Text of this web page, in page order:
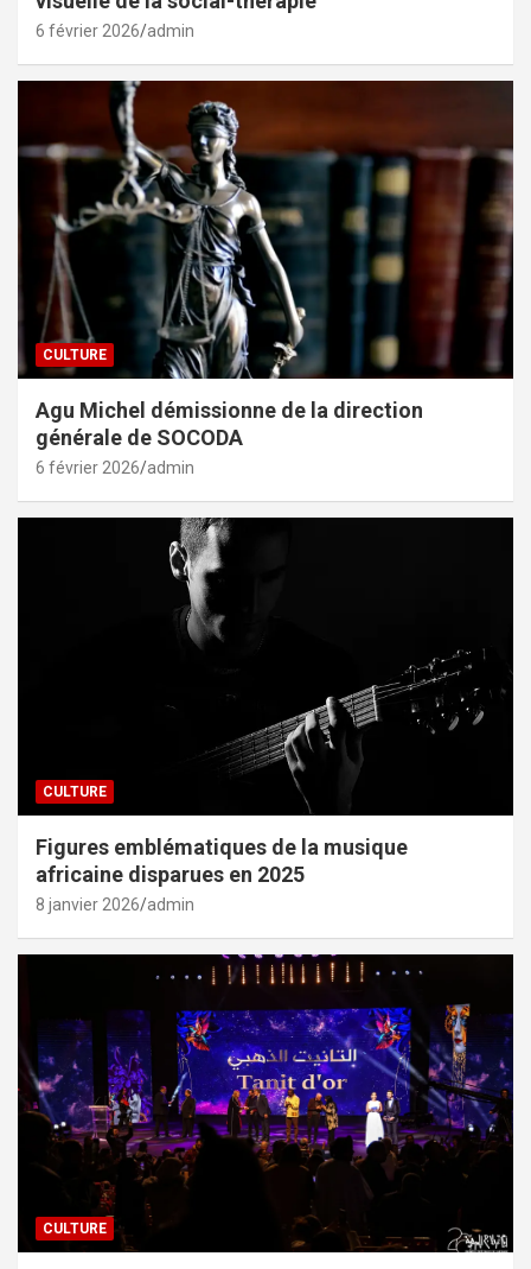
6 février 2026 admin
CULTURE
Agu Michel démissionne de la direction
générale de SOCODA
6 février 2026 admin
CULTURE
Figures emblématiques de la musique
africaine disparues en 2025
8 janvier 2026 admin
CULTURE